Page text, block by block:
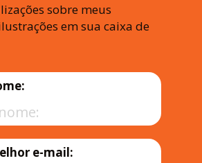
sobre meus
em sua caixa de
e-mail: